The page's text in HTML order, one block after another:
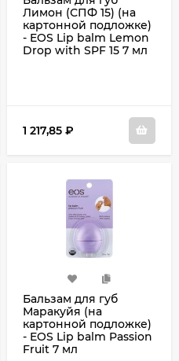
Лимон (СПФ 15) (на
картонной подложке)
- EOS Lip balm Lemon
Drop with SPF 15 7 мл
1 217,85 ₽
Бальзам для губ
Маракуйя (на
картонной подложке)
- EOS Lip balm Passion
Fruit 7 мл